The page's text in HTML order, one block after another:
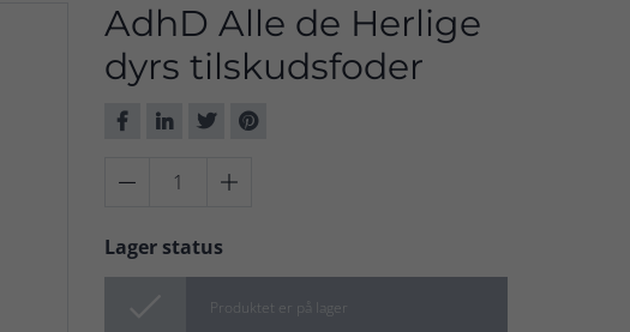
AdhD Alle de Herlige
dyrs tilskudsfoder
 
Lager status
Produktet er på lager